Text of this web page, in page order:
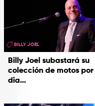
Billy Joel subastará su
colección de motos por
dia...
BILLY JOEL